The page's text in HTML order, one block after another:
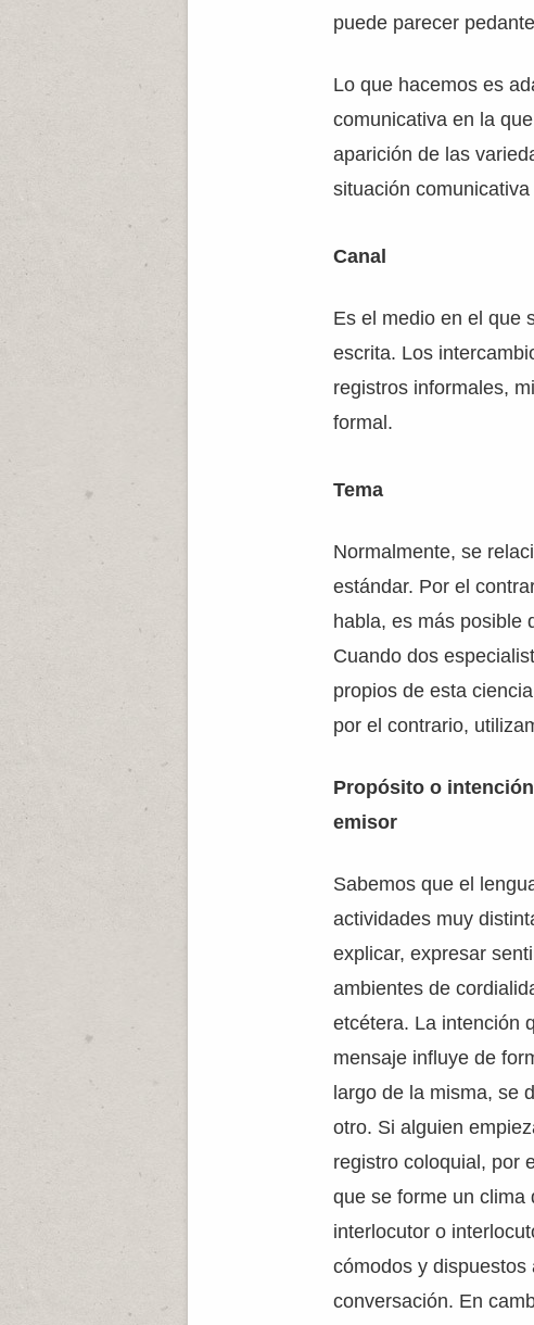
puede parecer
Lo que hacemos es
comunicativa en la
aparición de las
situación
Canal
Es el medio en el que
escrita. Los
registros informales,
formal.
Tema
Normalmente, se
estándar. Por el
habla, es más posible
Cuando dos
propios de esta
por el contrario,
Propósito o
emisor
Sabemos que el
actividades muy
explicar, expresar
ambientes de
etcétera. La intención
mensaje influye de
largo de la misma, se
otro. Si alguien
registro coloquial, por
que se forme un clima
interlocutor o
cómodos y dispuestos
conversación. En